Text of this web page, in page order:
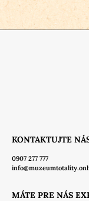
KONTAKTUJTE
0907 277 777
MÁTE PRE NÁS